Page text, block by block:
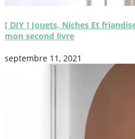
[ DIY ] Jouets, Niches Et
mon second livre
septembre 11, 2021